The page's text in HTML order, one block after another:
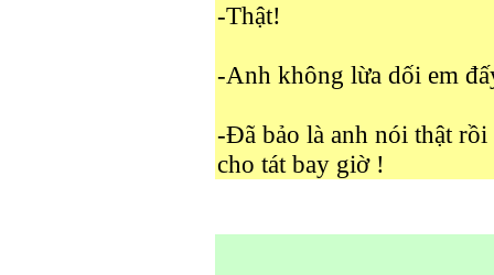
-Thật!
-Anh không lừa dối em
-Đã bảo là anh nói thật
cho tát bay giờ !